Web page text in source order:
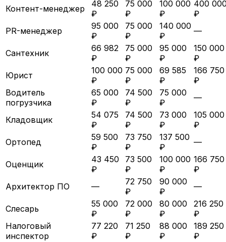
Контент-менеджер
48 250
₽
75 000
₽
100 000
₽
400
₽
PR-менеджер
95 000
₽
75 000
₽
140 000
₽
—
Сантехник
66 982
₽
75 000
₽
95 000
₽
150 000
₽
Юрист
100 000
₽
75 000
₽
69 585
₽
166 750
₽
Водитель
погрузчика
65 000
₽
74 500
₽
75 000
₽
—
Кладовщик
54 075
₽
74 500
₽
73 000
₽
105 000
₽
Ортопед
59 500
₽
73 750
₽
137 500
₽
—
Оценщик
43 450
₽
73 500
₽
100 000
₽
166 750
₽
Архитектор ПО
—
72 750
₽
90 000
₽
—
Слесарь
55 000
₽
72 000
₽
80 000
₽
216 250
₽
Налоговый
инспектор
77 220
₽
71 250
₽
88 000
₽
189 250
₽